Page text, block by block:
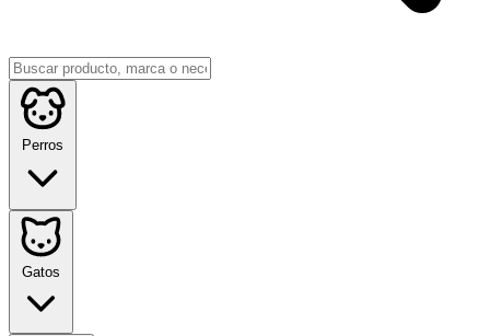
Perros
Gatos